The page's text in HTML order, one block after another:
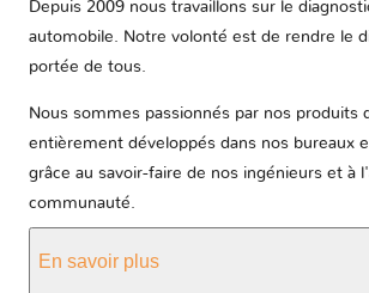
Depuis 2009 nous travaillons sur le
automobile. Notre volonté est de rendre le
portée de tous.
Nous sommes passionnés par nos produits
entièrement développés dans nos bureaux
grâce au savoir-faire de nos ingénieurs et à
communauté.
En savoir plus